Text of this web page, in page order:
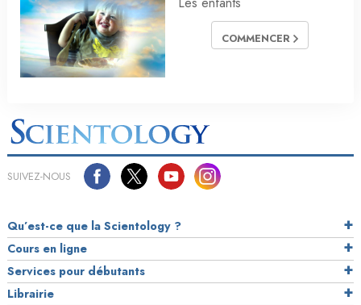
COMMENCER
SUIVEZ-NOUS
Qu’est-ce que la Scientology ?
Cours en ligne
Services pour débutants
Librairie